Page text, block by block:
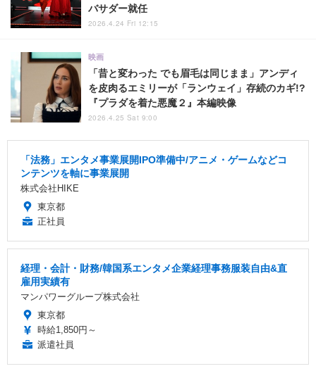
バサダー就任
2026.4.24 Fri 12:15
「昔と変わった でも眉毛は同じまま」アンディ
を皮肉るエミリーが「ランウェイ」存続のカギ!?
『プラダを着た悪魔２』本編映像
映画
2026.4.25 Sat 9:00
「法務」エンタメ事業展開IPO準備中/アニメ・ゲームなどコ
ンテンツを軸に事業展開
株式会社HIKE
東京都
正社員
経理・会計・財務/韓国系エンタメ企業経理事務服装自由&直
雇用実績有
マンパワーグループ株式会社
東京都
時給1,850円～
派遣社員